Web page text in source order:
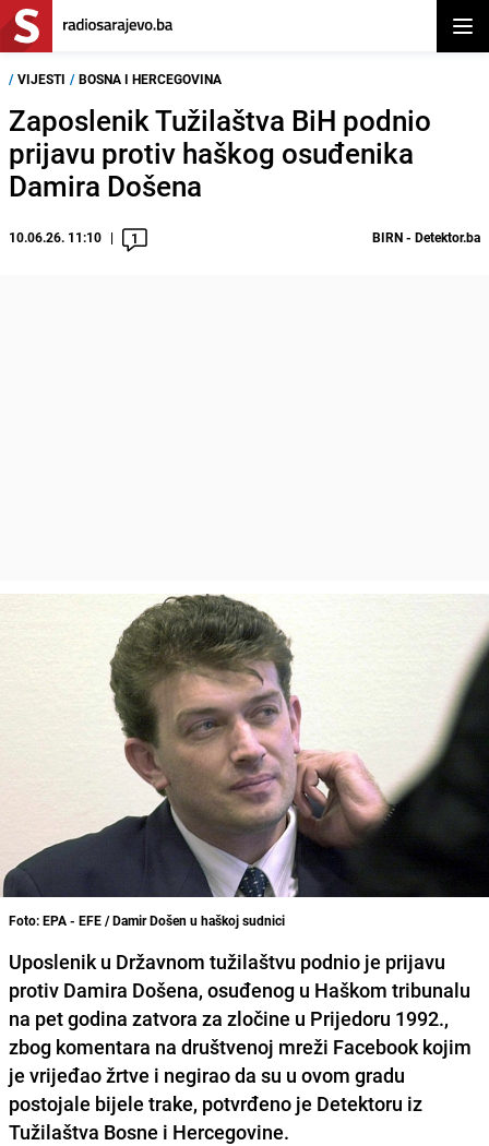
/ VIJESTI / BOSNA I HERCEGOVINA
Zaposlenik Tužilaštva BiH podnio
prijavu protiv haškog osuđenika
Damira Došena
10.06.26. 11:10 1 BIRN - Detektor.ba
Foto: EPA - EFE / Damir Došen u haškoj sudnici
Uposlenik u Državnom tužilaštvu podnio je prijavu
protiv Damira Došena, osuđenog u Haškom tribunalu
na pet godina zatvora za zločine u Prijedoru 1992.,
zbog komentara na društvenoj mreži Facebook kojim
je vrijeđao žrtve i negirao da su u ovom gradu
postojale bijele trake, potvrđeno je Detektoru iz
Tužilaštva Bosne i Hercegovine.